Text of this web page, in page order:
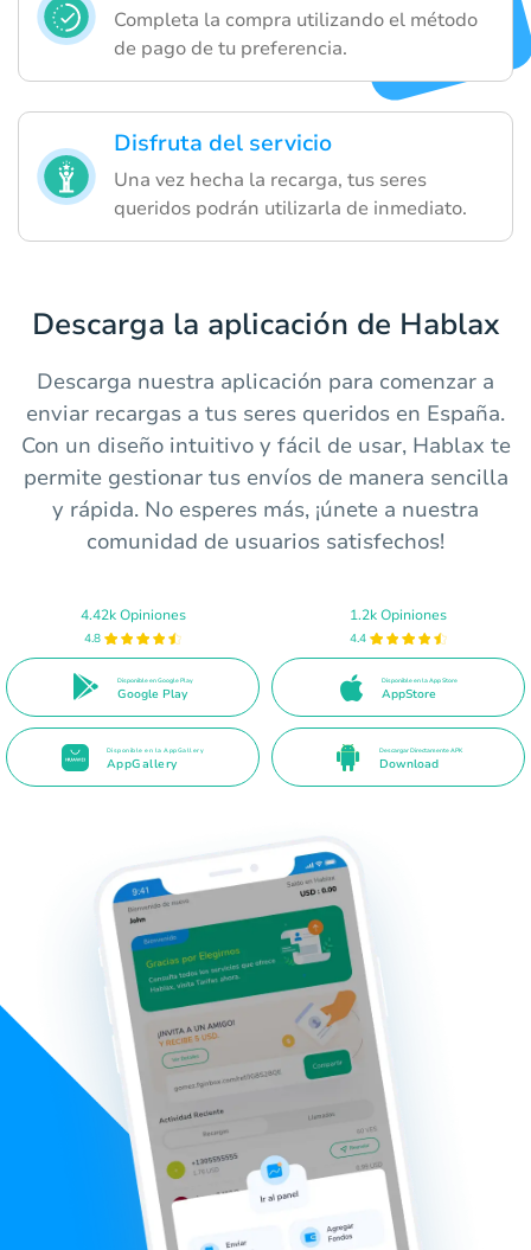
Completa la compra utilizando el método
de pago de tu preferencia.
Disfruta del servicio
Una vez hecha la recarga, tus seres
queridos podrán utilizarla de inmediato.
Descarga la aplicación de Hablax
Descarga nuestra aplicación para comenzar a
enviar recargas a tus seres queridos en España.
Con un diseño intuitivo y fácil de usar, Hablax te
permite gestionar tus envíos de manera sencilla
y rápida. No esperes más, ¡únete a nuestra
comunidad de usuarios satisfechos!
4.42k Opiniones
4.8
Disponible en Google Play
Google Play
1.2k Opiniones
4.4
Disponible en la App Store
AppStore
Disponible en la AppGallery
AppGallery
Descargar Directamente APK
Download